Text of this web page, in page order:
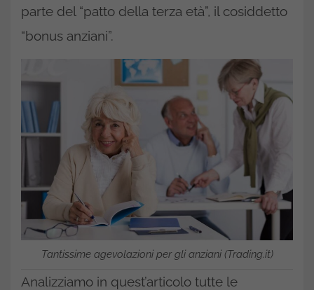
parte del “patto della terza età”, il cosiddetto
“bonus anziani”.
Tantissime agevolazioni per gli anziani (Trading.it)
Analizziamo in quest’articolo tutte le